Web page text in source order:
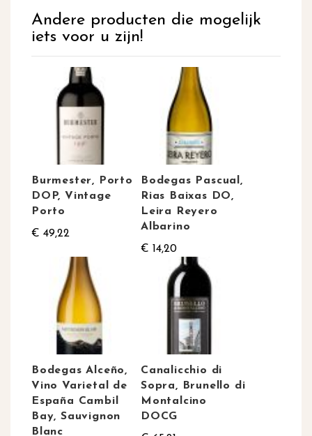
Andere producten die mogelijk
iets voor u zijn!
Burmester, Porto
DOP, Vintage
Porto
€ 49,22
Bodegas Pascual,
Rias Baixas DO,
Leira Reyero
Albarino
€ 14,20
Bodegas Alceño,
Vino Varietal de
España Cambil
Bay, Sauvignon
Blanc
Canalicchio di
Sopra, Brunello di
Montalcino
DOCG